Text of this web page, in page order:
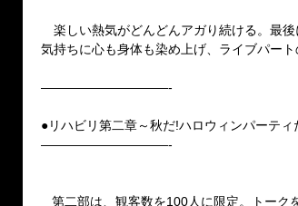
楽しい熱気がどんどんアガり続ける。最
気持ちに心も身体も染め上げ、ライブパート
——————————-
●リハビリ第二章～秋だ!ハロウィンパーテ
——————————-
第二部は、観客数を100人に限定。トーク